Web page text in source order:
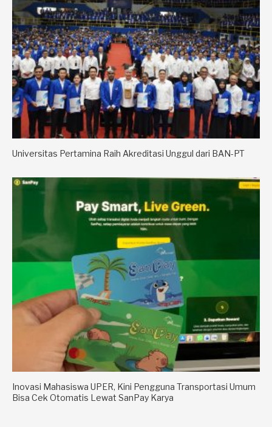
Universitas Pertamina Raih Akreditasi Unggul dari BAN-PT
Inovasi Mahasiswa UPER, Kini Pengguna Transportasi Umum
Bisa Cek Otomatis Lewat SanPay Karya